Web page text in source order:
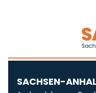
SACHSEN-